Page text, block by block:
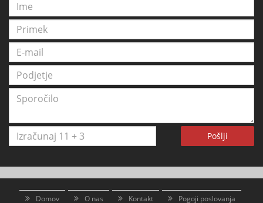
Pošlji
Domov O nas Kontakt Pogoji poslovanja